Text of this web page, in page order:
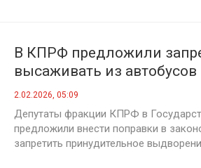
В КПРФ предложили
высаживать из автобусов
беременных или
безбилетников, особенно
мороз
2.02.2026, 05:09
Депутаты фракции КПРФ в
предложили внести поправки в
запретить принудительное